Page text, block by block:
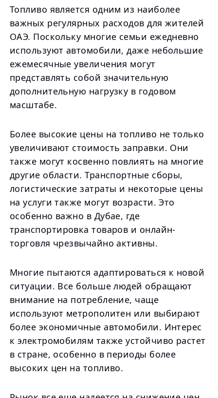
Топливо является одним из наиболее
важных регулярных расходов для жителей
ОАЭ. Поскольку многие семьи ежедневно
используют автомобили, даже небольшие
ежемесячные увеличения могут
представлять собой значительную
дополнительную нагрузку в годовом
масштабе.
Более высокие цены на топливо не только
увеличивают стоимость заправки. Они
также могут косвенно повлиять на многие
другие области. Транспортные сборы,
логистические затраты и некоторые цены
на услуги также могут возрасти. Это
особенно важно в Дубае, где
транспортировка товаров и онлайн-
торговля чрезвычайно активны.
Многие пытаются адаптироваться к новой
ситуации. Все больше людей обращают
внимание на потребление, чаще
используют метрополитен или выбирают
более экономичные автомобили. Интерес
к электромобилям также устойчиво растет
в стране, особенно в периоды более
высоких цен на топливо.